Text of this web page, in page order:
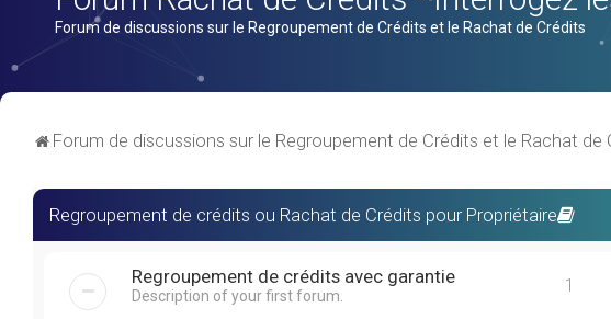
Forum de discussions sur le Regroupement de Crédits et le Rachat de Crédits
Forum de discussions sur le Regroupement de Crédits et le Rachat de
Regroupement de crédits ou Rachat de Crédits pour Propriétaire
Regroupement de crédits avec garantie
Description of your first forum. 1